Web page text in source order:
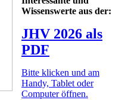
Wissenswerte aus der:
JHV 2026 als
PDF
Bitte klicken und am
Handy, Tablet oder
Computer öffnen.